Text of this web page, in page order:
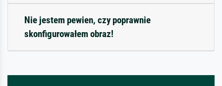
Nie jestem pewien, czy poprawnie
skonfigurowałem obraz!